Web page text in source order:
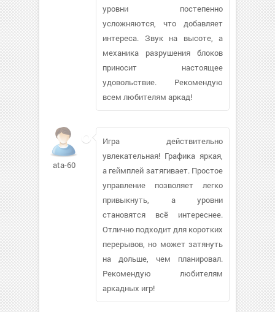
уровни постепенно
усложняются, что добавляет
интереса. Звук на высоте, а
механика разрушения блоков
приносит настоящее
удовольствие. Рекомендую
всем любителям аркад!
ata-60
Игра действительно
увлекательная! Графика яркая,
а геймплей затягивает. Простое
управление позволяет легко
привыкнуть, а уровни
становятся всё интереснее.
Отлично подходит для коротких
перерывов, но может затянуть
на дольше, чем планировал.
Рекомендую любителям
аркадных игр!